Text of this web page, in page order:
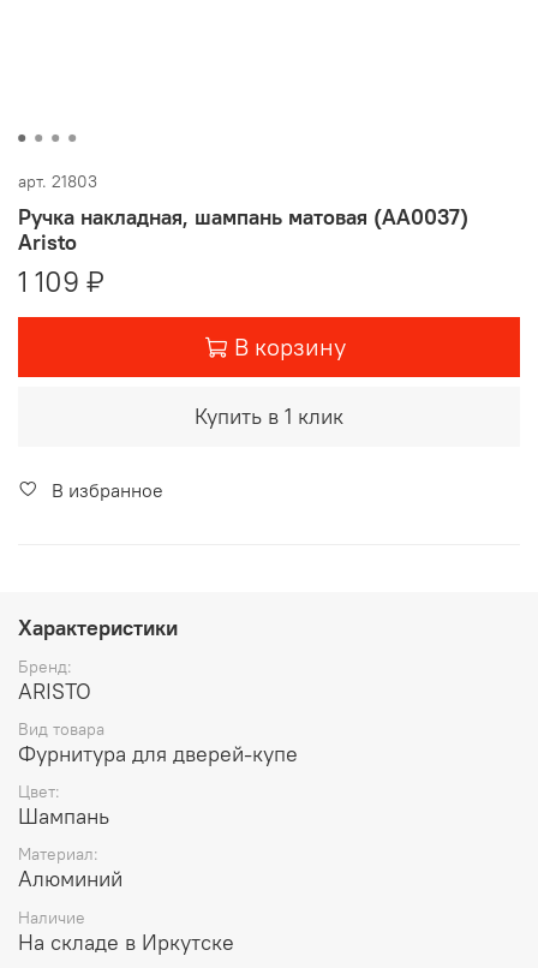
арт. 21803
Ручка накладная, шампань матовая (AA0037)
Aristo
1 109 ₽
В корзину
Купить в 1 клик
В избранное
Характеристики
Бренд:
ARISTO
Вид товара
Фурнитура для дверей-купе
Цвет:
Шампань
Материал:
Алюминий
Наличие
На складе в Иркутске